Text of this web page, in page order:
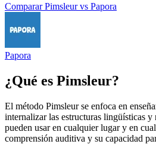
Comparar Pimsleurvs Papora
Papora
¿Qué es Pimsleur?
El método Pimsleur se enfoca en
internalizar las estructuras lingüísticas
pueden usar en cualquier lugar y en
comprensión auditiva y su capacidad